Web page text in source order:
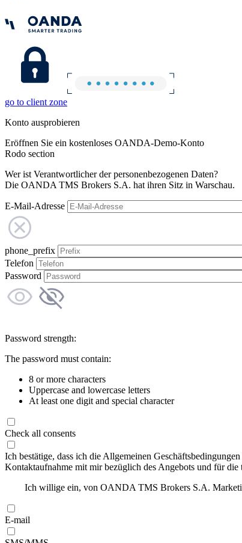
go to client zone
Konto ausprobieren
Eröffnen Sie ein kostenloses OANDA-Demo-Konto
Rodo section
Wer ist Verantwortlicher der personenbezogenen Daten?
Die OANDA TMS Brokers S.A. hat ihren Sitz in Warschau.
E-Mail-Adresse
phone_prefix
Telefon
Password
Password strength:
The password must contain:
8 or more characters
Uppercase and lowercase letters
At least one digit and special character
Check all consents
Ich bestätige, dass ich die Allgemeinen Geschäftsbedingungen
Kontaktaufnahme mit mir bezüglich des Angebots und für
Ich willige ein, von OANDA TMS Brokers S.A.
E-mail